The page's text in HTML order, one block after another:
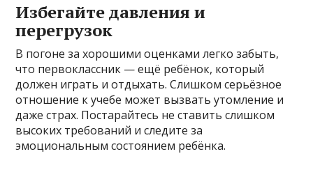
Избегайте давления и
перегрузок
В погоне за хорошими оценками легко забыть,
что первоклассник — ещё ребёнок, который
должен играть и отдыхать. Слишком серьёзное
отношение к учебе может вызвать утомление и
даже страх. Постарайтесь не ставить слишком
высоких требований и следите за
эмоциональным состоянием ребёнка.